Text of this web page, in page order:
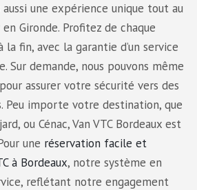
une expérience unique tout au
Gironde. Profitez de chaque
la fin, avec la garantie d’un service
demande, nous pouvons même
assurer votre sécurité vers des
Peu importe votre destination, que
ou Cénac, Van VTC Bordeaux est
une réservation facile et
à Bordeaux, notre système en
reflétant notre engagement